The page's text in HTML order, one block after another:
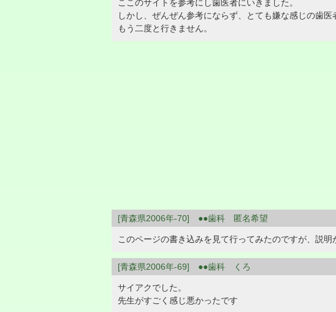
ここのサイトを参考にし歯医者にいきました。
しかし、ぜんぜん参考にならず、とても嫌な感じの歯医
もう二度と行きません。
[青森県2006年-70] ●●歯科 匿名希望
このページの書き込みを見て行ってみたのですが、説
[青森県2006年-69] ●●歯科 くろ
サイアクでした。
先生がすごく感じ悪かったです